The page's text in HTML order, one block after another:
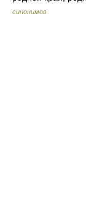
синонимов